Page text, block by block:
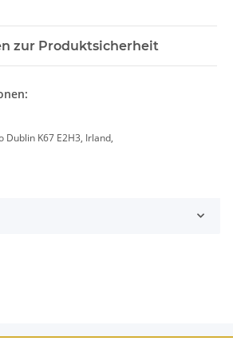
zur Produktsicherheit
Dublin K67 E2H3, Irland,